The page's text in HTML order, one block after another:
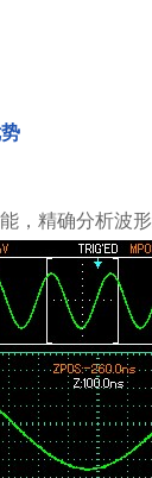
，精确分析波形